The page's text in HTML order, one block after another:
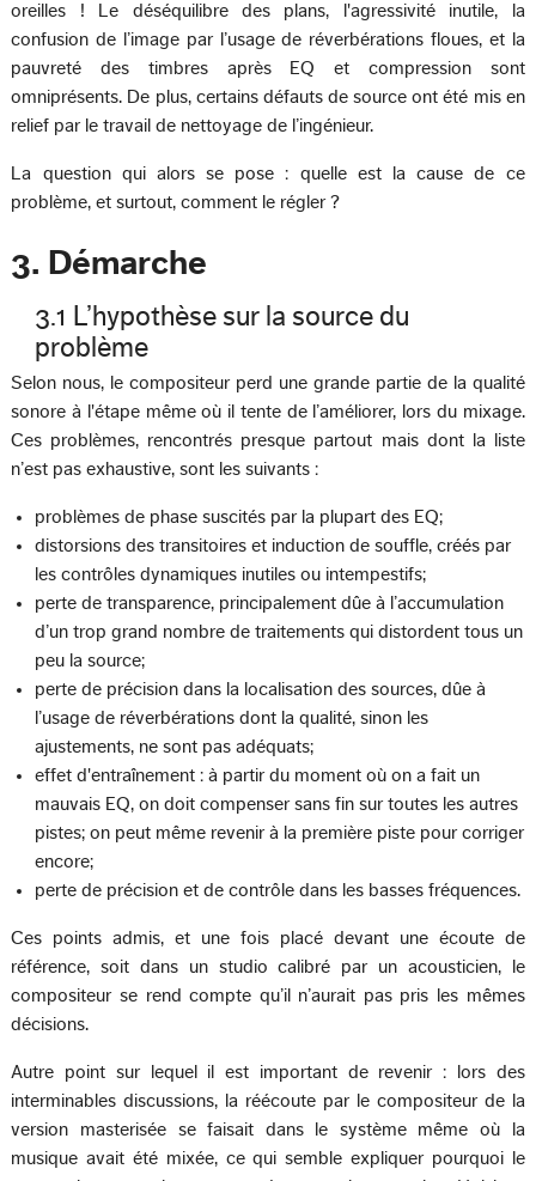
oreilles ! Le déséquilibre des plans, l'agressivité inutile, la
confusion de l’image par l’usage de réverbérations floues, et la
pauvreté des timbres après EQ et compression sont
omniprésents. De plus, certains défauts de source ont été mis en
relief par le travail de nettoyage de l’ingénieur.
La question qui alors se pose : quelle est la cause de ce
problème, et surtout, comment le régler ?
3. Démarche
3.1 L’hypothèse sur la source du
problème
Selon nous, le compositeur perd une grande partie de la qualité
sonore à l'étape même où il tente de l’améliorer, lors du mixage.
Ces problèmes, rencontrés presque partout mais dont la liste
n’est pas exhaustive, sont les suivants :
problèmes de phase suscités par la plupart des EQ;
distorsions des transitoires et induction de souffle, créés par
les contrôles dynamiques inutiles ou intempestifs;
perte de transparence, principalement dûe à l’accumulation
d’un trop grand nombre de traitements qui distordent tous un
peu la source;
perte de précision dans la localisation des sources, dûe à
l’usage de réverbérations dont la qualité, sinon les
ajustements, ne sont pas adéquats;
effet d'entraînement : à partir du moment où on a fait un
mauvais EQ, on doit compenser sans fin sur toutes les autres
pistes; on peut même revenir à la première piste pour corriger
encore;
perte de précision et de contrôle dans les basses fréquences.
Ces points admis, et une fois placé devant une écoute de
référence, soit dans un studio calibré par un acousticien, le
compositeur se rend compte qu’il n’aurait pas pris les mêmes
décisions.
Autre point sur lequel il est important de revenir : lors des
interminables discussions, la réécoute par le compositeur de la
version masterisée se faisait dans le système même où la
musique avait été mixée, ce qui semble expliquer pourquoi le